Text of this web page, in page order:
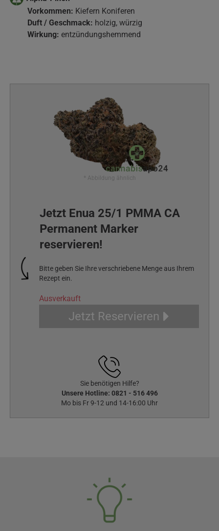
Vorkommen: Kiefern Koniferen
Duft / Geschmack: holzig, würzig
Wirkung: entzündungshemmend
* Abbildung ähnlich
Jetzt Enua 25/1 PMMA CA
Permanent Marker
reservieren!
Bitte geben Sie Ihre verschriebene Menge aus Ihrem
Rezept ein.
Ausverkauft
Jetzt Reservieren
Sie benötigen Hilfe?
Unsere Hotline: 0821 - 516 496
Mo bis Fr 9-12 und 14-16:00 Uhr